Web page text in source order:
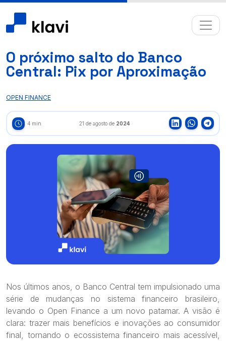
O próximo salto do Banco
Central: Pix por Aproximação
OPEN FINANCE
4 min 21 de agosto de 2024
Nos últimos anos, o Banco Central tem impulsionado uma
série de mudanças no sistema financeiro brasileiro,
levando o Open Finance a um novo patamar. A visão é
clara: trazer mais benefícios e inovações ao consumidor
final, tornando o ecossistema financeiro mais acessível,